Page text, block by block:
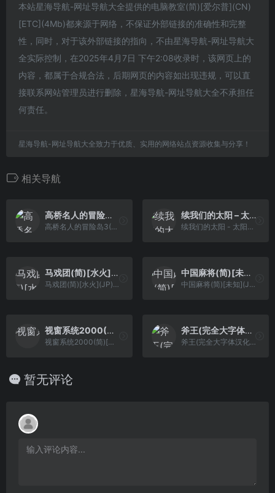
本站星海导航-网址导航大全提供的电脑教室(简)[爱尔普](CN)
[ETC](4Mb)都来源于网络，不保证外部链接的准确性和完整
性，同时，对于该外部链接的指向，不由星海导航-网址导航大
全实际控制，在2025年4月7日 下午2:08收录时，该网页上的
内容，都属于合规合法，后期网页的内容如出现违规，可以直
接联系网站管理员进行删除，星海导航-网址导航大全不承担任
何责任。
星海导航-网址导航大全致力于优质、实用的网络站点资源收集与分享！
相关导航
高桥名人的冒险岛3(简)[烈火暴龙](US)[ACT](2Mb)
高桥名人的冒险岛3(简)[烈火暴龙](US)[ACT](2Mb)
续我们的太阳 – 太阳少年加戈(50% Beta) [TGB&逆转Ace](简)(JP)(128Mb)
续我们的太阳 - 太阳少年加戈(50% Beta) [TGB&逆转Ace](简)(JP)(128Mb)
马戏团(简)[水火](JP)[ACT](0.37Mb)
马戏团(简)[水火](JP)[ACT](0.37Mb)
中国麻将(简)[未知](JP)[TAB](0.18Mb)
中国麻将(简)[未知](JP)[TAB](0.18Mb)
视窗系统2000(简)[小霸王](CN)[ETC](4Mb)
视窗系统2000(简)[小霸王](CN)[ETC](4Mb)
斧王(完全大字体汉化)[逆游五彩鱼](4Mb)
斧王(完全大字体汉化)[逆游五彩鱼](4Mb)
暂无评论